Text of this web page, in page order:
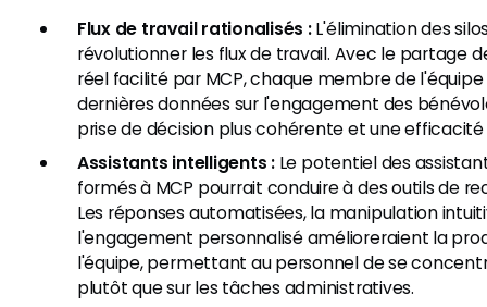
Flux de travail rationalisés :L'élimination des
révolutionner les flux de travail. Avec le partage
réel facilité par MCP, chaque membre de
dernières données sur l'engagement des
prise de décision plus cohérente et une
Assistants intelligents :Le potentiel des
formés à MCP pourrait conduire à des outils de
Les réponses automatisées, la manipulation
l'engagement personnalisé amélioreraient la
l'équipe, permettant au personnel de se
plutôt que sur les tâches administratives.